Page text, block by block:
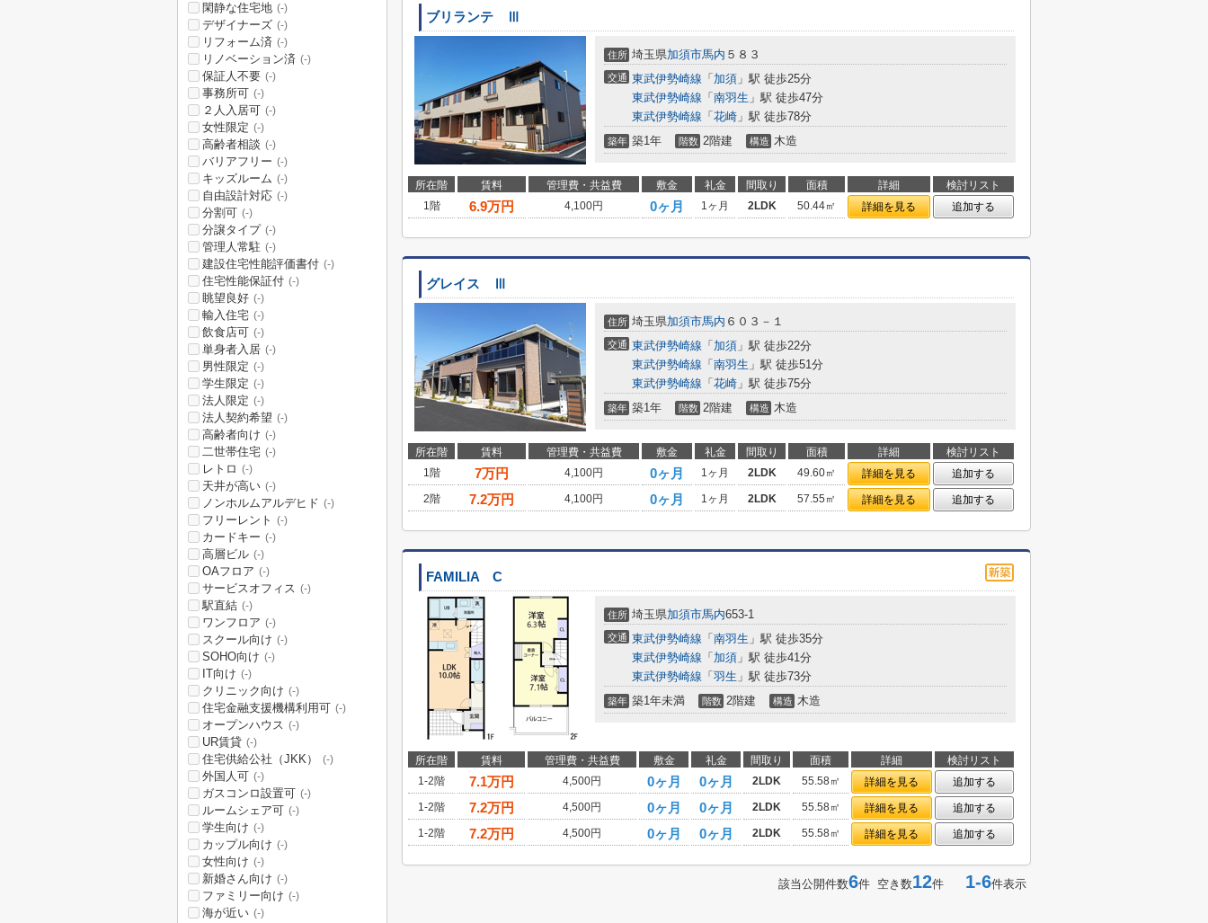
ブリランテ Ⅲ
住所 埼玉県加須市馬内 ５８３
交通 東武伊勢崎線 「 加須 」駅 徒歩25分
東武伊勢崎線 「 南羽生 」駅 徒歩47分
東武伊勢崎線 「 花崎 」駅 徒歩78分
築年 築1年 階数 2階建 構造 木造
所在階 賃料 管理費・共益費 敷金 礼金 間取り 面積 詳細
検討リスト
1階
6.9万円 4,100円 0ヶ月 1ヶ月 2LDK 50.44㎡ 詳細を見る 追加する
グレイス Ⅲ
住所 埼玉県加須市馬内 ６０３－１
交通 東武伊勢崎線 「 加須 」駅 徒歩22分
東武伊勢崎線 「 南羽生 」駅 徒歩51分
東武伊勢崎線 「 花崎 」駅 徒歩75分
築年 築1年 階数 2階建 構造 木造
所在階 賃料 管理費・共益費 敷金 礼金 間取り 面積 詳細
検討リスト
1階
7万円 4,100円 0ヶ月 1ヶ月 2LDK 49.60㎡ 詳細を見る
追加する
2階
7.2万円 4,100円 0ヶ月 1ヶ月 2LDK 57.55㎡ 詳細を見る 追加する
FAMILIA C
住所 埼玉県加須市馬内653-1
交通 東武伊勢崎線 「 南羽生 」駅 徒歩35分
東武伊勢崎線 「 加須 」駅 徒歩41分
東武伊勢崎線 「 羽生 」駅 徒歩73分
築年 築1年未満 階数 2階建 構造 木造
所在階 賃料 管理費・共益費 敷金 礼金 間取り 面積 詳細
検討リスト
1-2階
7.1万円 4,500円 0ヶ月 0ヶ月 2LDK 55.58㎡ 詳細を見る
追加する
1-2階
7.2万円 4,500円 0ヶ月 0ヶ月 2LDK 55.58㎡ 詳細を見る
追加する
1-2階
7.2万円 4,500円 0ヶ月 0ヶ月 2LDK 55.58㎡ 詳細を見る 追加する
該当公開件数6件 空き数12件 1-6件表示
閑静な住宅地 (-)
デザイナーズ (-)
リフォーム済 (-)
リノベーション済 (-)
保証人不要 (-)
事務所可 (-)
２人入居可 (-)
女性限定 (-)
高齢者相談 (-)
バリアフリー (-)
キッズルーム (-)
自由設計対応 (-)
分割可 (-)
分譲タイプ (-)
管理人常駐 (-)
建設住宅性能評価書付 (-)
住宅性能保証付 (-)
眺望良好 (-)
輸入住宅 (-)
飲食店可 (-)
単身者入居 (-)
男性限定 (-)
学生限定 (-)
法人限定 (-)
法人契約希望 (-)
高齢者向け (-)
二世帯住宅 (-)
レトロ (-)
天井が高い (-)
ノンホルムアルデヒド (-)
フリーレント (-)
カードキー (-)
高層ビル (-)
OAフロア (-)
サービスオフィス (-)
駅直結 (-)
ワンフロア (-)
スクール向け (-)
SOHO向け (-)
IT向け (-)
クリニック向け (-)
住宅金融支援機構利用可 (-)
オープンハウス (-)
UR賃貸 (-)
住宅供給公社（JKK） (-)
外国人可 (-)
ガスコンロ設置可 (-)
ルームシェア可 (-)
学生向け (-)
カップル向け (-)
女性向け (-)
新婚さん向け (-)
ファミリー向け (-)
海が近い (-)